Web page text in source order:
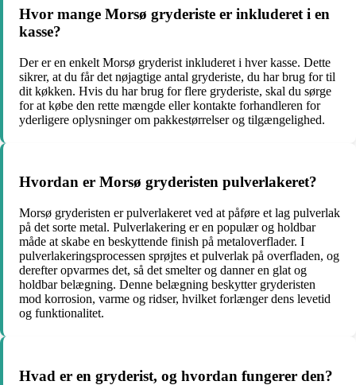
Hvor mange Morsø gryderiste er inkluderet i en
kasse?
Der er en enkelt Morsø gryderist inkluderet i hver kasse. Dette
sikrer, at du får det nøjagtige antal gryderiste, du har brug for til
dit køkken. Hvis du har brug for flere gryderiste, skal du sørge
for at købe den rette mængde eller kontakte forhandleren for
yderligere oplysninger om pakkestørrelser og tilgængelighed.
Hvordan er Morsø gryderisten pulverlakeret?
Morsø gryderisten er pulverlakeret ved at påføre et lag pulverlak
på det sorte metal. Pulverlakering er en populær og holdbar
måde at skabe en beskyttende finish på metaloverflader. I
pulverlakeringsprocessen sprøjtes et pulverlak på overfladen, og
derefter opvarmes det, så det smelter og danner en glat og
holdbar belægning. Denne belægning beskytter gryderisten
mod korrosion, varme og ridser, hvilket forlænger dens levetid
og funktionalitet.
Hvad er en gryderist, og hvordan fungerer den?